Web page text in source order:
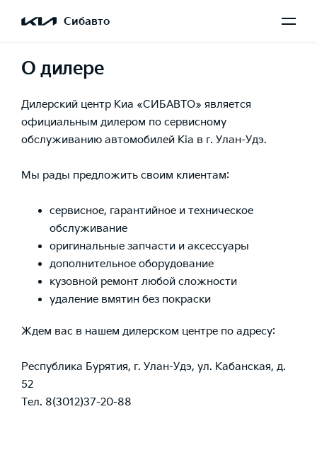
Сибавто
О дилере
Дилерский центр Киа «СИБАВТО» является
официальным дилером по сервисному
обслуживанию автомобилей Kia в г. Улан-Удэ.
Мы рады предложить своим клиентам:
сервисное, гарантийное и техническое
обслуживание
оригинальные запчасти и аксессуары
дополнительное оборудование
кузовной ремонт любой сложности
удаление вмятин без покраски
Ждем вас в нашем дилерском центре по адресу:
Республика Бурятия, г. Улан-Удэ, ул. Кабанская, д.
52
Тел. 8(3012)37-20-88